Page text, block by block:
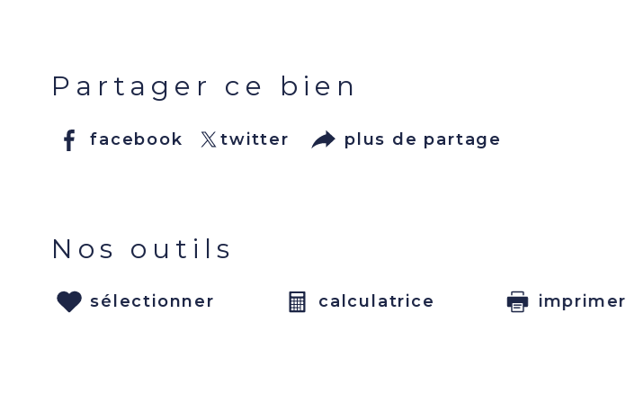
Partager ce bien
facebook twitter plus de partage
Nos outils
sélectionner calculatrice imprimer